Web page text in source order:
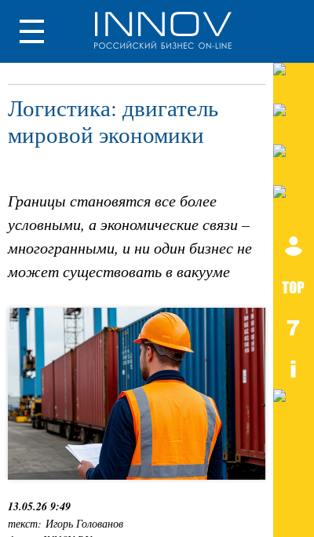
Логистика: двигатель
мировой экономики
Границы становятся все более
условными, а экономические связи –
многогранными, и ни один бизнес не
может существовать в вакууме
13.05.26 9:49
текст: Игорь Голованов